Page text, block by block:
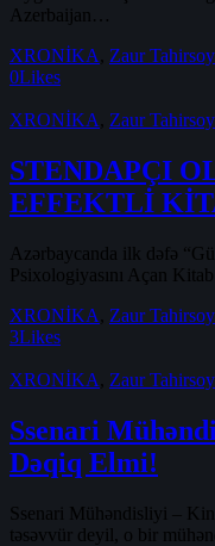
Azerbaijan…
XRONİKA, Zaur
0Likes
XRONİKA, Zaur
STENDAPÇI
EFFEKTLİ
Azərbaycanda ilk dəfə
Psixologiyasını Açan
XRONİKA, Zaur
3Likes
XRONİKA, Zaur
Ssenari
Dəqiq Elmi!
Ssenari Mühəndisliyi –
təsəvvür deyil, o bir